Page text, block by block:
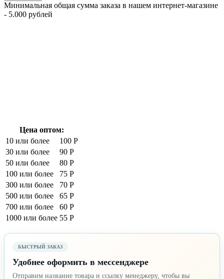
Минимальная общая сумма заказа в нашем интернет-магазине
- 5.000 рублей
Цена оптом:
10 или более
100 Р
30 или более
90 Р
50 или более
80 Р
100 или более
75 Р
300 или более
70 Р
500 или более
65 Р
700 или более
60 Р
1000 или более 55 Р
БЫСТРЫЙ ЗАКАЗ
Удобнее оформить в мессенджере
Отправим название товара и ссылку менеджеру, чтобы вы